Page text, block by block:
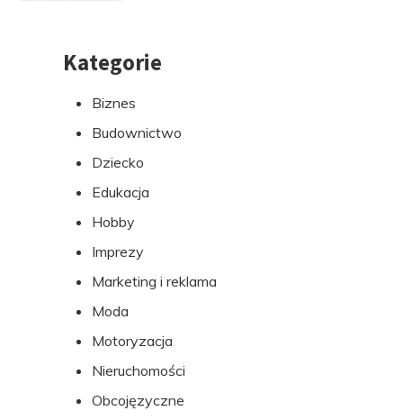
PrzejdźKategorie
Biznes
Budownictwo
Dziecko
Edukacja
Hobby
Imprezy
Marketing i reklama
Moda
Motoryzacja
Nieruchomości
Obcojęzyczne